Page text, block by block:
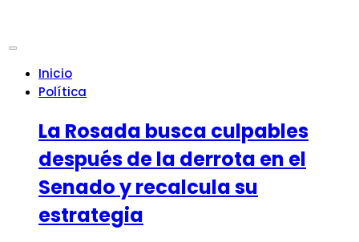
Inicio
Política
La Rosada busca culpables
después de la derrota en el
Senado y recalcula su
estrategia